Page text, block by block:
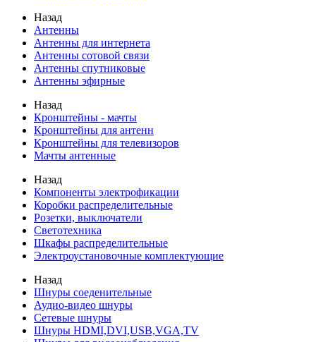
Назад
Антенны
Антенны для интернета
Антенны сотовой связи
Антенны спутниковые
Антенны эфирные
Назад
Кронштейны - мачты
Кронштейны для антенн
Кронштейны для телевизоров
Мачты антенные
Назад
Компоненты электрофикации
Коробки распределительные
Розетки, выключатели
Светотехника
Шкафы распределительные
Электроустановочные комплектующие
Назад
Шнуры соеденительные
Аудио-видео шнуры
Сетевые шнуры
Шнуры HDMI,DVI,USB,VGA,TV